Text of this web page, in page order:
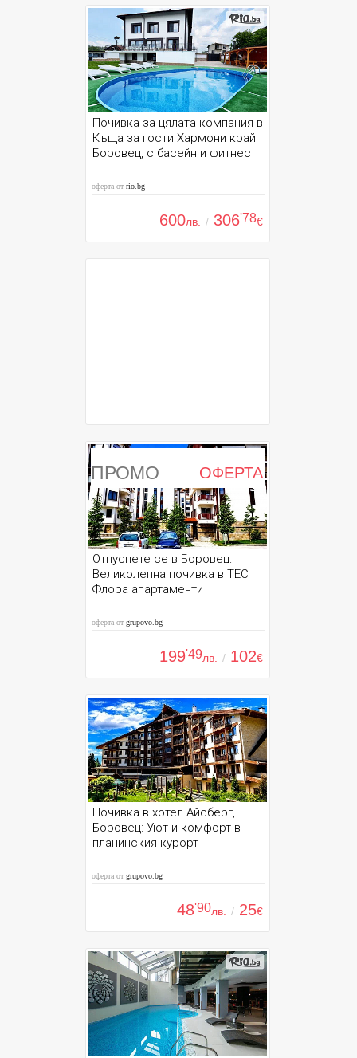
Почивка за цялата компания в
Къща за гости Хармони край
Боровец, с басейн и фитнес
оферта отrio.bg
600лв. / 306'78€
ПРОМО ОФЕРТА
Отпуснете се в Боровец:
Великолепна почивка в ТЕС
Флора апартаменти
оферта отgrupovo.bg
199'49лв. / 102€
Почивка в хотел Айсберг,
Боровец: Уют и комфорт в
планинския курорт
оферта отgrupovo.bg
48'90лв. / 25€